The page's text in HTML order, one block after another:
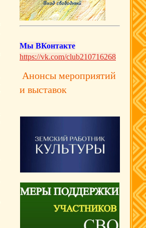
Мы ВКонтакте
https://vk.com/club210716268
Анонсы мероприятий
и выставок